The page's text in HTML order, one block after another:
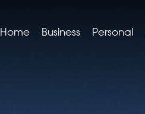
Home Business Personal